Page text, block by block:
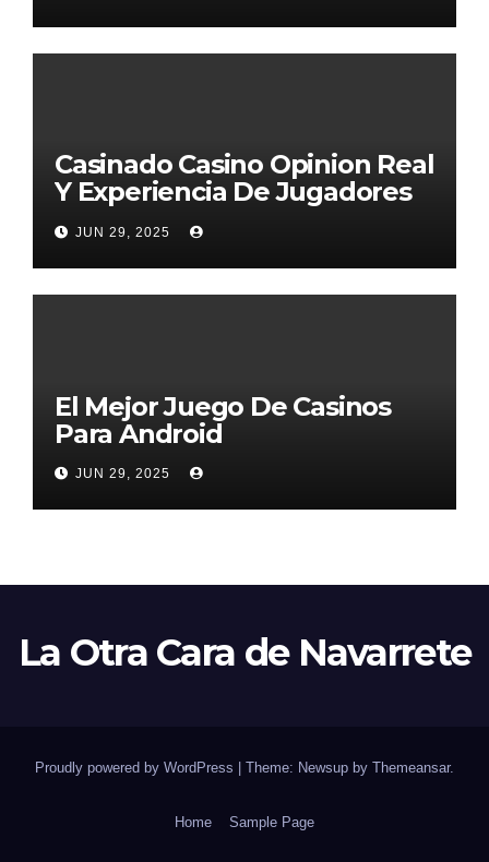
Casinado Casino Opinion Real
Y Experiencia De Jugadores
2026
JUN 29, 2025
El Mejor Juego De Casinos
Para Android
JUN 29, 2025
La Otra Cara de Navarrete
Proudly powered by WordPress | Theme: Newsup by Themeansar.
Home Sample Page